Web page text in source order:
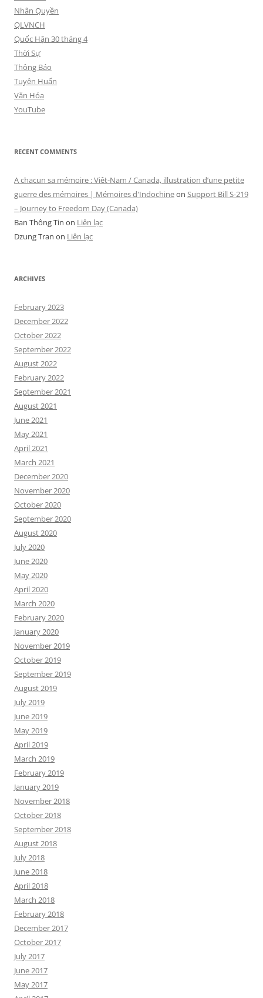
Nhân Quyền
QLVNCH
Quốc Hận 30 tháng 4
Thời Sự
Thông Báo
Tuyên Huấn
Văn Hóa
YouTube
RECENT COMMENTS
A chacun sa mémoire : Viêt-Nam / Canada, illustration d’une petite
guerre des mémoires | Mémoires d'Indochineon Support Bill S-219
– Journey to Freedom Day (Canada)
Ban Thông Tin on Liên lạc
Dzung Tran on Liên lạc
ARCHIVES
February 2023
December 2022
October 2022
September 2022
August 2022
February 2022
September 2021
August 2021
June 2021
May 2021
April 2021
March 2021
December 2020
November 2020
October 2020
September 2020
August 2020
July 2020
June 2020
May 2020
April 2020
March 2020
February 2020
January 2020
November 2019
October 2019
September 2019
August 2019
July 2019
June 2019
May 2019
April 2019
March 2019
February 2019
January 2019
November 2018
October 2018
September 2018
August 2018
July 2018
June 2018
April 2018
March 2018
February 2018
December 2017
October 2017
July 2017
June 2017
May 2017